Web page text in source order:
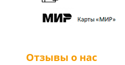
Отзывы о нас